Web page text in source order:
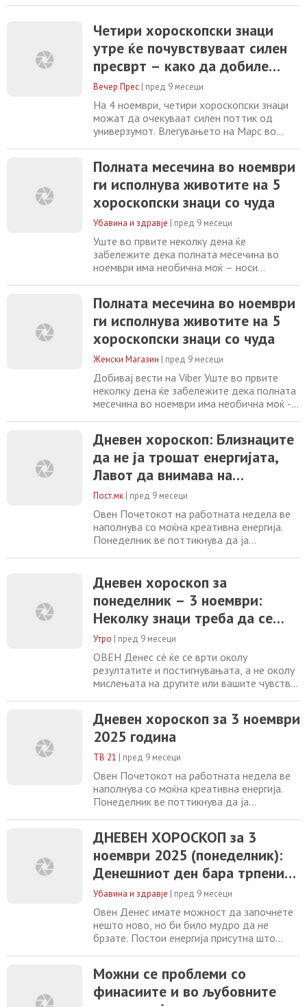
биде запалена од самиот почеток од
Марс, планетата на акцијата, кој влегува
во авантуристичкиот Стрелец,
принудувајќи нè да преземеме ризици и да
се откажеме од сè што
Четири хороскопски знаци
утре ќе почувствуваат силен
пресврт – како да добиле
долгоочекувана награда
Вечер Прес | пред 9 месеци
На 4 ноември, четири хороскопски знаци
можат да очекуваат силен поттик од
универзумот. Влегувањето на Марс во
полн со сомнежи и несигурности, овој
транзит обезбедува нов импулс и повикува
на храброст, движење и доверба во
животот. За одредени знаци, оваа
промена ќе дејствува
Полната месечина во ноември
ги исполнува животите на 5
хороскопски знаци со чуда
Убавина и здравје | пред 9 месеци
Уште во првите неколку дена ќе
забележите дека полната месечина во
ноември има необична моќ – носи
хороскопски знаци, особено – се очекува
магичен момент што може да го промени
текот на вашиот живот. 5 ноември го
означува полната месечина во Бик – и кога
месечината влегува во овој
Полната месечина во ноември
ги исполнува животите на 5
хороскопски знаци со чуда
Женски Магазин | пред 9 месеци
Добивај вести на Viber Уште во првите
неколку дена ќе забележите дека полната
месечина во ноември има необична моќ -
хороскопски знаци, особено - се очекува
магичен момент што може да го промени
текот на вашиот живот. 5 ноември го
означува полната месечина во Бик - и кога
месечината
Дневен хороскоп: Близнаците
да не ја трошат енергијата,
Лавот да внимава на
потребите на партнерот
Пост.мк | пред 9 месеци
Овен Почетокот на работната недела ве
наполнува со моќна креативна енергија.
Понеделник ве поттикнува да ја
импулсивните одлуки. Космосот
фаворизира проекти кои бараат
имагинација и дисциплина. Во вашиот
личен живот, барате подлабока врска. Бик
Понеделникот носи стабилност и
самодоверба,
Дневен хороскоп за
понеделник – 3 ноември:
Неколку знаци треба да се
подготват за сериозни
промени!
Утро | пред 9 месеци
ОВЕН Денес сè ќе се врти околу
резултатите и постигнувањата, а не околу
мислењата на другите или вашите чувства.
Насочете ја енергијата кон сопствени цели
и покажете дека можете да ја надминете
секоја пречка со мир и продуктивност. БИК
Ако имате работни заостанувања,
завршете
Дневен хороскоп за 3 ноември
2025 година
ТВ 21 | пред 9 месеци
Овен Почетокот на работната недела ве
наполнува со моќна креативна енергија.
Понеделник ве поттикнува да ја
импулсивните одлуки. Космосот
фаворизира проекти кои бараат
имагинација и дисциплина. Во вашиот
личен живот, барате подлабока врска. Бик
Понеделникот носи стабилност и
самодоверба,
ДНЕВЕН ХОРОСКОП за 3
ноември 2025 (понеделник):
Денешниот ден бара трпение
и внимателно планирање
Убавина и здравје | пред 9 месеци
Овен Денес имате можност да започнете
нешто ново, но би било мудро да не
брзате. Постои енергија присутна што
потреба да се повлечете и да размислите
за некои важни прашања. Посветете време
на себе и пронајдете внатрешен мир преку
Можни се проблеми со
финасиите и во љубовните